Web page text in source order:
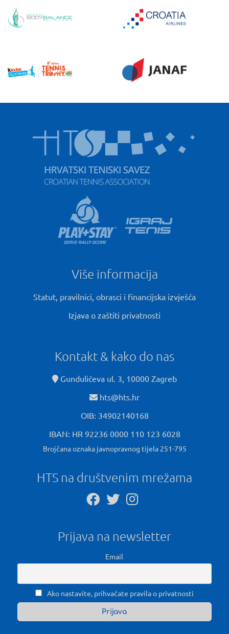
Više informacija
Statut, pravilnici, obrasci i financijska izvješća
Izjava o zaštiti privatnosti
Kontakt & kako do nas
Gundulićeva ul. 3, 10000 Zagreb
hts@hts.hr
OIB: 34902140168
IBAN: HR 92236 0000 110 123 6028
Brojčana oznaka javnopravnog tijela 251-795
HTS na društvenim mrežama
Prijava na newsletter
Email
Ako nastavite, prihvaćate pravila o privatnosti